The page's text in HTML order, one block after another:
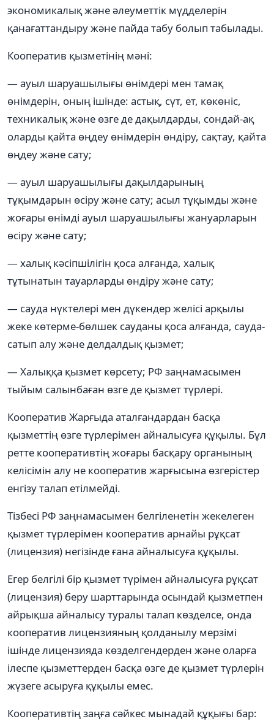
экономикалық және әлеуметтік мүдделерін
қанағаттандыру және пайда табу болып табылады.
Кооператив қызметінің мәні:
— ауыл шаруашылығы өнімдері мен тамақ
өнімдерін, оның ішінде: астық, сүт, ет, көкөніс,
техникалық және өзге де дақылдарды, сондай-ақ
оларды қайта өңдеу өнімдерін өндіру, сақтау, қайта
өңдеу және сату;
— ауыл шаруашылығы дақылдарының
тұқымдарын өсіру және сату; асыл тұқымды және
жоғары өнімді ауыл шаруашылығы жануарларын
өсіру және сату;
— халық кәсіпшілігін қоса алғанда, халық
тұтынатын тауарларды өндіру және сату;
— сауда нүктелері мен дүкендер желісі арқылы
жеке көтерме-бөлшек сауданы қоса алғанда, сауда-
сатып алу және делдалдық қызмет;
— Халыққа қызмет көрсету; РФ заңнамасымен
тыйым салынбаған өзге де қызмет түрлері.
Кооператив Жарғыда аталғандардан басқа
қызметтің өзге түрлерімен айналысуға құқылы. Бұл
ретте кооперативтің жоғары басқару органының
келісімін алу не кооператив жарғысына өзгерістер
енгізу талап етілмейді.
Тізбесі РФ заңнамасымен белгіленетін жекелеген
қызмет түрлерімен кооператив арнайы рұқсат
(лицензия) негізінде ғана айналысуға құқылы.
Егер белгілі бір қызмет түрімен айналысуға рұқсат
(лицензия) беру шарттарында осындай қызметпен
айрықша айналысу туралы талап көзделсе, онда
кооператив лицензияның қолданылу мерзімі
ішінде лицензияда көзделгендерден және оларға
ілеспе қызметтерден басқа өзге де қызмет түрлерін
жүзеге асыруға құқылы емес.
Кооперативтің заңға сәйкес мынадай құқығы бар: